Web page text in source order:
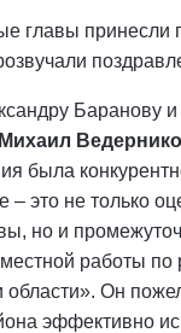
главы принесли
Баранову
Михаил
была
– это не только
но и
работы по
области». Он
эффективно